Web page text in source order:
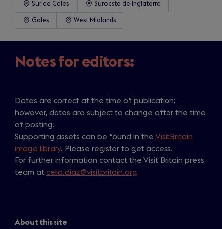
Sur de Gales Suroeste de Inglaterra
Gales West Midlands
Notes for editors:
Dates are correct at the time of publication;
however, dates are subject to change after the time
of posting.
Supporting assets can be found in the VisitBritain
image library. Please register to get access.
For further information contact the Visit Britain press
team at celia.diaz@visitbritain.org
About this site